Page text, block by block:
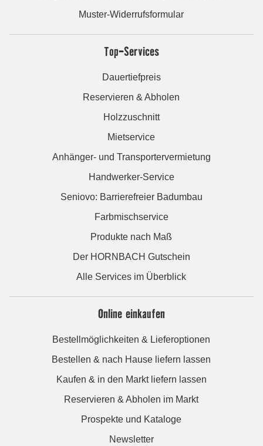
Muster-Widerrufsformular
Top-Services
Dauertiefpreis
Reservieren & Abholen
Holzzuschnitt
Mietservice
Anhänger- und Transportervermietung
Handwerker-Service
Seniovo: Barrierefreier Badumbau
Farbmischservice
Produkte nach Maß
Der HORNBACH Gutschein
Alle Services im Überblick
Online einkaufen
Bestellmöglichkeiten & Lieferoptionen
Bestellen & nach Hause liefern lassen
Kaufen & in den Markt liefern lassen
Reservieren & Abholen im Markt
Prospekte und Kataloge
Newsletter